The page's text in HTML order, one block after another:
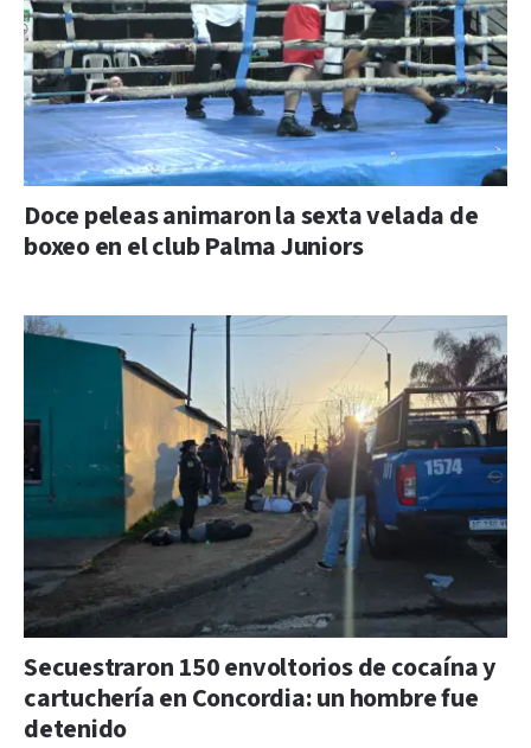
Doce peleas animaron la sexta velada de
boxeo en el club Palma Juniors
Secuestraron 150 envoltorios de cocaína y
cartuchería en Concordia: un hombre fue
detenido